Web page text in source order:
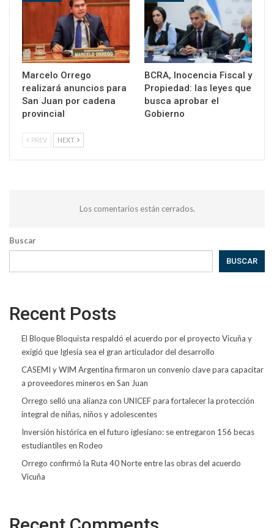
Marcelo Orrego
realizará anuncios para
San Juan por cadena
provincial
BCRA, Inocencia Fiscal y
Propiedad: las leyes que
busca aprobar el
Gobierno
PREV NEXT
Los comentarios están cerrados.
Buscar
BUSCAR
Recent Posts
El Bloque Bloquista respaldó el acuerdo por el proyecto Vicuña y
exigió que Iglesia sea el gran articulador del desarrollo
CASEMI y WIM Argentina firmaron un convenio clave para capacitar
a proveedores mineros en San Juan
Orrego selló una alianza con UNICEF para fortalecer la protección
integral de niñas, niños y adolescentes
Inversión histórica en el futuro iglesiano: se entregaron 156 becas
estudiantiles en Rodeo
Orrego confirmó la Ruta 40 Norte entre las obras del acuerdo
Vicuña